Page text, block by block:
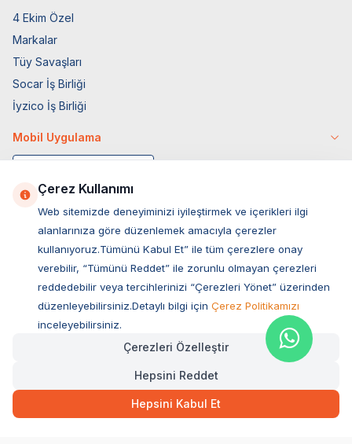
69,00TL Hızlı Teslimat
SEPETE EKLE
4 Ekim Özel
Markalar
Tüy Savaşları
Socar İş Birliği
İyzico İş Birliği
Mobil Uygulama
Müşteri Hizmetleri
Sıkça Sorulan Sorular
Ovacık Mah. Hacıoğlu Sok. No:13 Başiskele / KOCAELİ
Müşteri Destek Hattı
Çerez Kullanımı
Web sitemizde deneyiminizi iyileştirmek ve içerikleri ilgi
alanlarınıza göre düzenlemek amacıyla çerezler
kullanıyoruz.Tümünü Kabul Et” ile tüm çerezlere onay
verebilir, “Tümünü Reddet” ile zorunlu olmayan çerezleri
reddedebilir veya tercihlerinizi “Çerezleri Yönet” üzerinden
düzenleyebilirsiniz.Detaylı bilgi için Çerez Politikamızı
inceleyebilirsiniz.
Çerezleri Özelleştir
Hepsini Reddet
Hepsini Kabul Et